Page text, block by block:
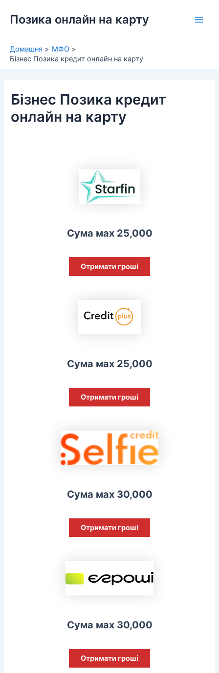
Позика онлайн на карту
Домашня
МФО
Бізнес Позика кредит онлайн на карту
Бізнес Позика кредит
онлайн на карту
Сума мах 25,000
Отримати гроші
Сума мах 25,000
Отримати гроші
Сума мах 30,000
Отримати гроші
Сума мах 30,000
Отримати гроші